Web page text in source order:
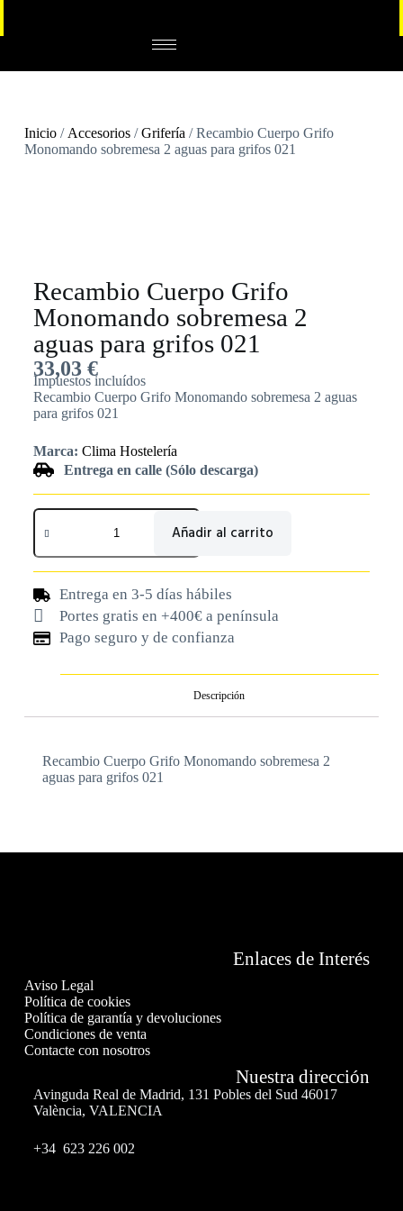
Inicio/ Accesorios/Grifería / Recambio Cuerpo Grifo
Monomando sobremesa 2 aguas para grifos 021
Recambio Cuerpo Grifo
Monomando sobremesa 2
aguas para grifos 021
33,03 €
Impuestos incluídos
Recambio Cuerpo Grifo Monomando sobremesa 2 aguas
para grifos 021
Marca: Clima Hostelería
Entrega en calle (Sólo descarga)
Añadir al carrito
Entrega en 3-5 días hábiles
Portes gratis en +400€ a península
Pago seguro y de confianza
Descripción
Recambio Cuerpo Grifo Monomando sobremesa 2
aguas para grifos 021
Enlaces de Interés
Aviso Legal
Política de cookies
Política de garantía y devoluciones
Condiciones de venta
Contacte con nosotros
Nuestra dirección
Avinguda Real de Madrid, 131 Pobles del Sud 46017
València, VALENCIA
+34 623 226 002